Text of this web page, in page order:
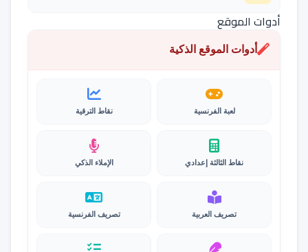
أدوات الموقع
أدوات الموقع الذكية
لعبة الفرنسية نقاط الترقية
نقاط الثالثة إعدادي الإملاء الذكي
تصريف العربية تصريف الفرنسية